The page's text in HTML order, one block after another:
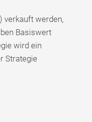
verkauft werden,
Basiswert
wird ein
Strategie